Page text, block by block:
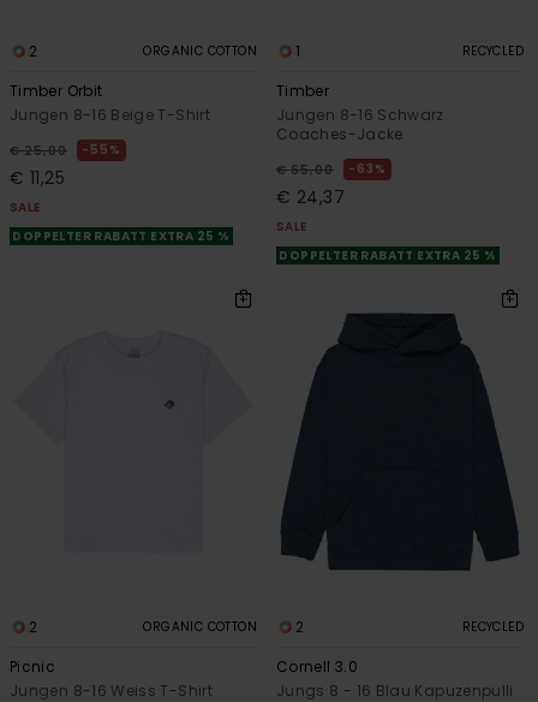
2 ORGANIC COTTON
Timber Orbit
Jungen 8-16 Beige T-Shirt
€ 25,00 55%
€ 11,25
SALE
DOPPELTER RABATT EXTRA 25 %
1 RECYCLED
Timber
Jungen 8-16 Schwarz
Coaches-Jacke
€ 65,00 63%
€ 24,37
SALE
DOPPELTER RABATT EXTRA 25 %
2 ORGANIC COTTON
Picnic
Jungen 8-16 Weiss T-Shirt
2 RECYCLED
Cornell 3.0
Jungs 8 - 16 Blau Kapuzenpulli